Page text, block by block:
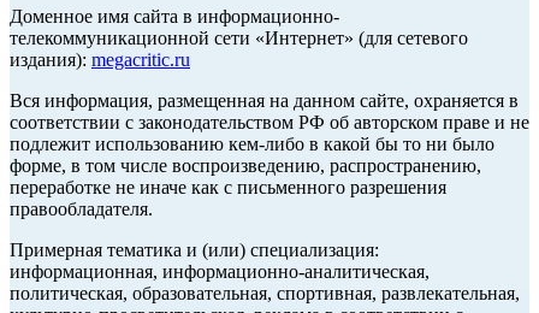
Доменное имя сайта в информационно-
телекоммуникационной сети «Интернет» (для сетевого
издания): megacritic.ru
Вся информация, размещенная на данном сайте, охраняется в
соответствии с законодательством РФ об авторском праве и не
подлежит использованию кем-либо в какой бы то ни было
форме, в том числе воспроизведению, распространению,
переработке не иначе как с письменного разрешения
правообладателя.
Примерная тематика и (или) специализация:
информационная, информационно-аналитическая,
политическая, образовательная, спортивная, развлекательная,